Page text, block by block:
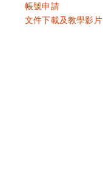
帳號申請
文件下載及教學影片